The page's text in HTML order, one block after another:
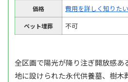
価格 費用を詳しく知りた
ペット埋葬 不可
全区画で陽光が降り注ぎ開放感あ
地に設けられた永代供養墓、樹木